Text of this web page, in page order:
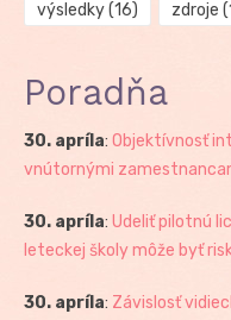
výsledky(16) zdroje
Poradňa
30. apríla: Objektívnosť
vnútornými
30. apríla: Udeliť pilotnú
leteckej školy môže byť
30. apríla: Závislosť